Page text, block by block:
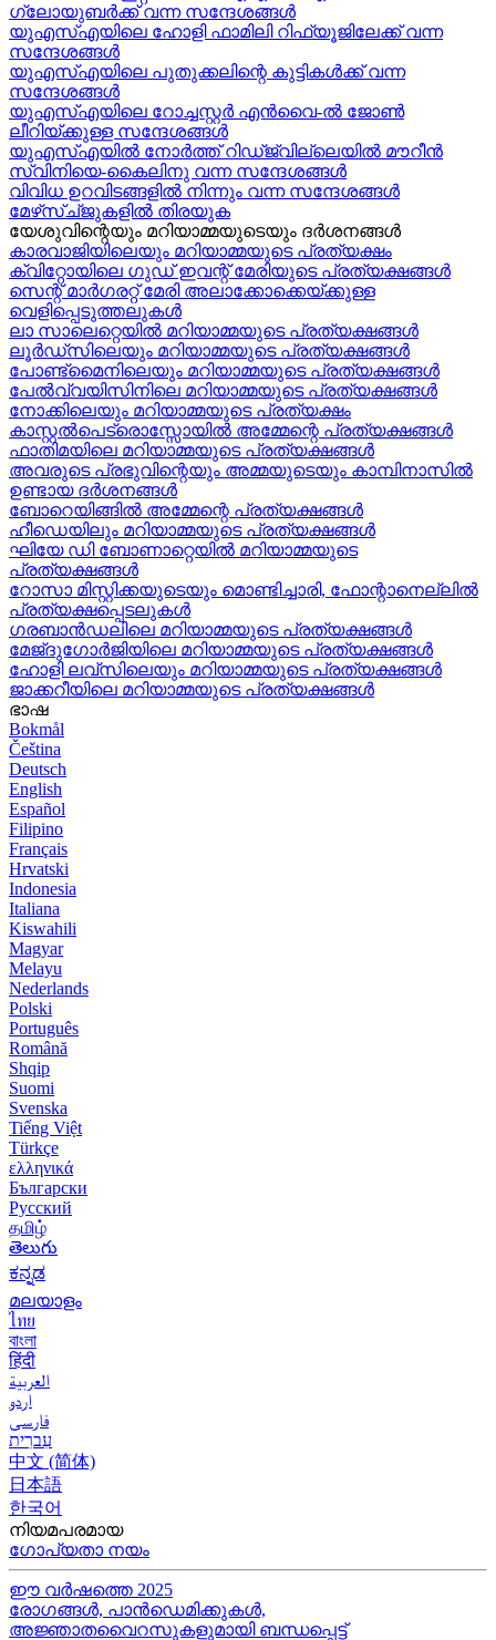
ഗ്ലോയുബർക്ക് വന്ന സന്ദേശങ്ങൾ
യുഎസ്എയിലെ ഹോളി ഫാമിലി റിഫ്യൂജിലേക്ക് വന്ന
സന്ദേശങ്ങൾ
യുഎസ്എയിലെ പുതുക്കലിന്റെ കുട്ടികള്‍ക്ക് വന്ന
സന്ദേശങ്ങള്‍
യുഎസ്എയിലെ റോച്ചസ്റ്റർ എൻവൈ-ൽ ജോൺ
ലീറിയ്ക്കുള്ള സന്ദേശങ്ങൾ
യുഎസ്എയിൽ നോർത്ത് റിഡ്ജ്വില്ലെയിൽ മൗറീൻ
സ്വിനിയെ-കൈലിനു വന്ന സന്ദേശങ്ങള്‍
വിവിധ ഉറവിടങ്ങളിൽ നിന്നും വന്ന സന്ദേശങ്ങൾ
മേഴ്‍സ്ച്ജുകളിൽ തിരയുക
യേശുവിന്റെയും മറിയാമ്മയുടെയും ദർശനങ്ങൾ
കാരവാജിയിലെയും മറിയാമ്മയുടെ പ്രത്യക്ഷം
ക്വിറ്റോയിലെ ഗുഡ് ഇവന്റ് മേരിയുടെ പ്രത്യക്ഷങ്ങൾ
സെന്റ് മാർഗരറ്റ് മേരി അലാക്കോക്കെയ്ക്കുള്ള
വെളിപ്പെടുത്തലുകൾ
ലാ സാലെറ്റെയിൽ മറിയാമ്മയുടെ പ്രത്യക്ഷങ്ങൾ
ലൂർഡ്സിലെയും മറിയാമ്മയുടെ പ്രത്യക്ഷങ്ങൾ
പോണ്ട്മൈനിലെയും മറിയാമ്മയുടെ പ്രത്യക്ഷങ്ങൾ
പേൽവ്വയിസിനിലെ മറിയാമ്മയുടെ പ്രത്യക്ഷങ്ങൾ
നോക്കിലെയും മറിയാമ്മയുടെ പ്രത്യക്ഷം
കാസ്റ്റൽപെട്രൊസ്സോയിൽ അമ്മേന്റെ പ്രത്യക്ഷങ്ങൾ
ഫാതിമയിലെ മറിയാമ്മയുടെ പ്രത്യക്ഷങ്ങൾ
അവരുടെ പ്രഭുവിന്റെയും അമ്മയുടെയും കാമ്പിനാസിൽ
ഉണ്ടായ ദർശനങ്ങൾ
ബോറെയിങ്ങിൽ അമ്മേന്റെ പ്രത്യക്ഷങ്ങൾ
ഹീഡെയിലും മറിയാമ്മയുടെ പ്രത്യക്ഷങ്ങൾ
ഘിയേ ഡി ബോണാറ്റെയിൽ മറിയാമ്മയുടെ
പ്രത്യക്ഷങ്ങൾ
റോസാ മിസ്റ്റിക്കയുടെയും മൊണ്ടിച്ചാരി, ഫോന്റാനെല്ലിൽ
പ്രത്യക്ഷപ്പെടലുകൾ
ഗരബാൻഡലിലെ മറിയാമ്മയുടെ പ്രത്യക്ഷങ്ങൾ
മേജ്ദുഗോർജിയിലെ മറിയാമ്മയുടെ പ്രത്യക്ഷങ്ങൾ
ഹോളി ലവ്‌സിലെയും മറിയാമ്മയുടെ പ്രത്യക്ഷങ്ങൾ
ജാക്കറീയിലെ മറിയാമ്മയുടെ പ്രത്യക്ഷങ്ങൾ
ഭാഷ
Bokmål
Čeština
Deutsch
English
Español
Filipino
Français
Hrvatski
Indonesia
Italiana
Kiswahili
Magyar
Melayu
Nederlands
Polski
Português
Română
Shqip
Suomi
Svenska
Tiếng Việt
Türkçe
ελληνικά
Български
Русский
தமிழ்
తెలుగు
ಕನ್ನಡ
മലയാളം
ไทย
বাংলা
हिंदी
العربية
اردو
فارسی
עִברִית
中文 (简体)
日本語
한국어
നിയമപരമായ
ഗോപ്യതാ നയം
ഈ വർഷത്തെ 2025
രോഗങ്ങൾ, പാൻഡെമിക്കുകൾ,
അജ്ഞാതവൈറസുകളുമായി ബന്ധപ്പെട്ട്